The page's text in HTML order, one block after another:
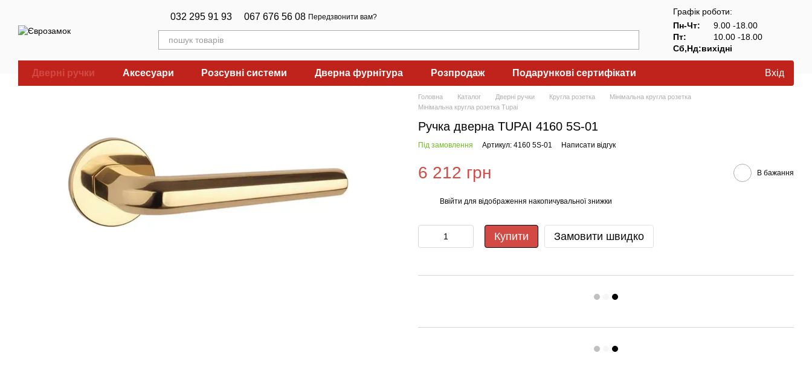
032 295 91 93 067 676 56 08 Передзвонити вам?
Графік роботи:
Пн-Чт:
9.00 -18.00
Пт:
10.00 -18.00
Сб,Нд:вихідні
Дверні ручки Аксесуари Розсувні системи Дверна фурнітура Розпродаж Подарункові сертифікати Вхід
Головна Каталог Дверні ручки Кругла розетка
Мінімальна кругла розетка
Мінімальна кругла розетка Tupai
Ручка дверна TUPAI 4160 5S-01
Під замовлення Артикул: 4160 5S-01 Написати відгук
6 212 грн В бажання
Ввійти для відображення накопичувальної знижки
Купити Замовити швидко